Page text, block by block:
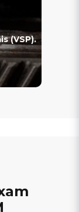
(VSP).